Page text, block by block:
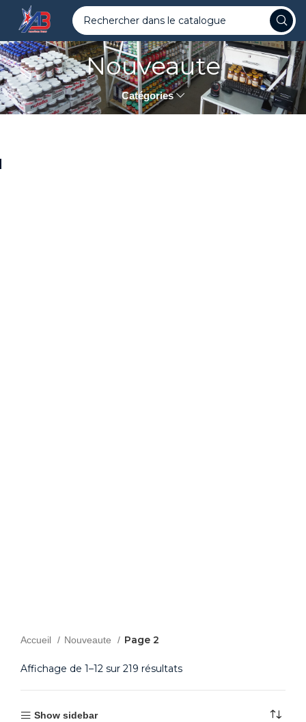
Nouveaute
Catégories
Accueil Nouveaute Page 2
Affichage de 1–12 sur 219 résultats
Show sidebar